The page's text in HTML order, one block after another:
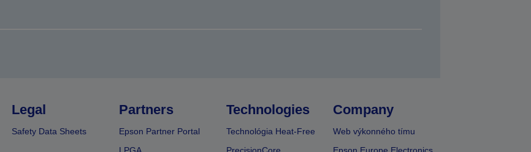
Legal
Safety Data Sheets
Partners
Epson Partner Portal
Technologies
Technológia Heat-Free
Company
Web výkonného tímu